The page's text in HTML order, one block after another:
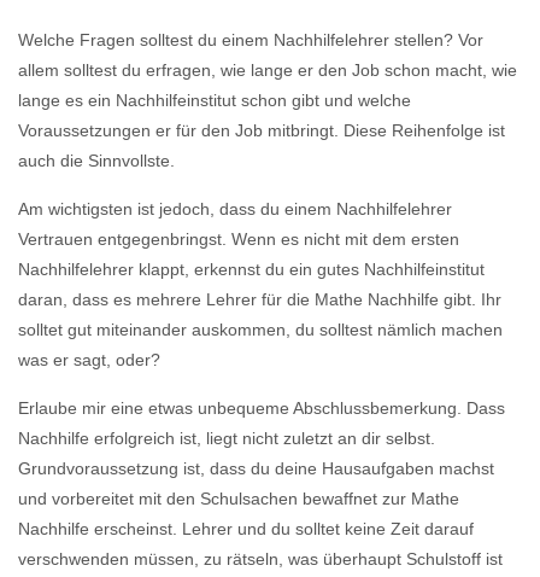
Welche Fragen solltest du einem Nachhilfelehrer stellen? Vor
allem solltest du erfragen, wie lange er den Job schon macht, wie
lange es ein Nachhilfeinstitut schon gibt und welche
Voraussetzungen er für den Job mitbringt. Diese Reihenfolge ist
auch die Sinnvollste.
Am wichtigsten ist jedoch, dass du einem Nachhilfelehrer
Vertrauen entgegenbringst. Wenn es nicht mit dem ersten
Nachhilfelehrer klappt, erkennst du ein gutes Nachhilfeinstitut
daran, dass es mehrere Lehrer für die Mathe Nachhilfe gibt. Ihr
solltet gut miteinander auskommen, du solltest nämlich machen
was er sagt, oder?
Erlaube mir eine etwas unbequeme Abschlussbemerkung. Dass
Nachhilfe erfolgreich ist, liegt nicht zuletzt an dir selbst.
Grundvoraussetzung ist, dass du deine Hausaufgaben machst
und vorbereitet mit den Schulsachen bewaffnet zur Mathe
Nachhilfe erscheinst. Lehrer und du solltet keine Zeit darauf
verschwenden müssen, zu rätseln, was überhaupt Schulstoff ist